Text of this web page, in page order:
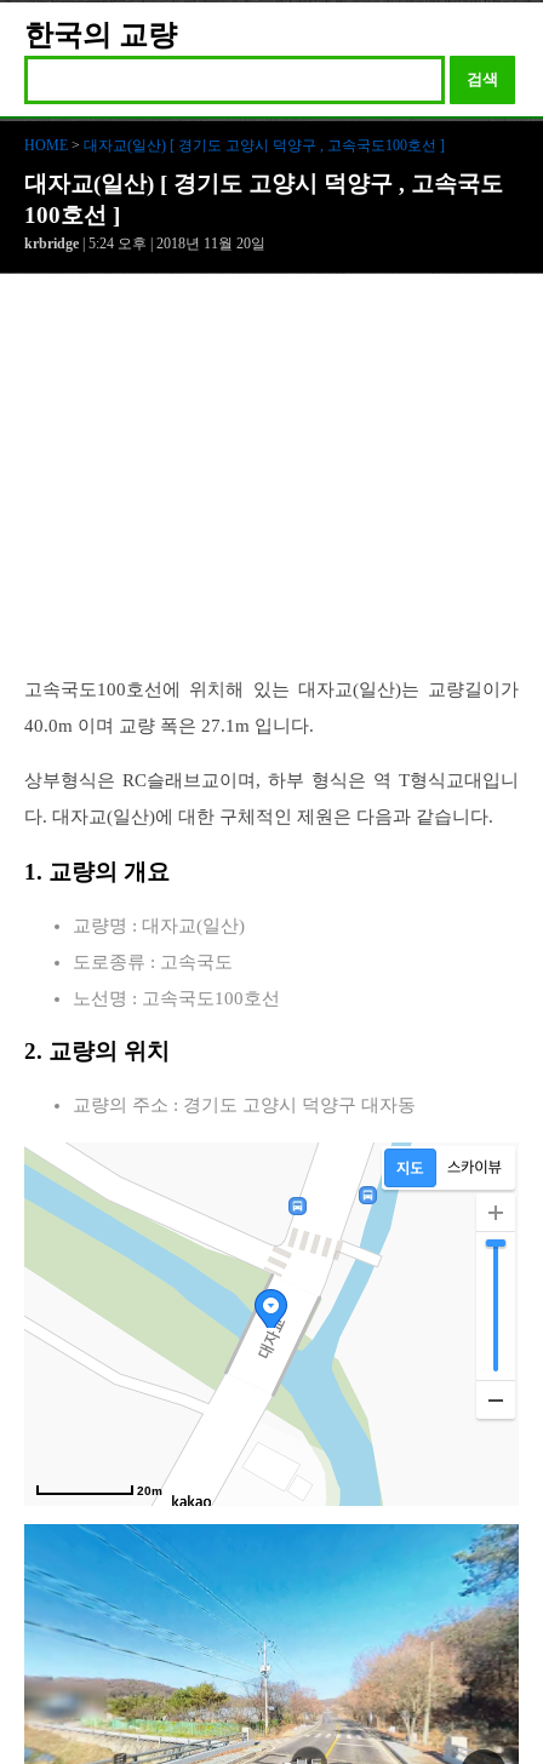
한국의 교량
검색
HOME > 대자교(일산) [ 경기도 고양시 덕양구 , 고속국도100호선 ]
대자교(일산) [ 경기도 고양시 덕양구 , 고속국도
100호선 ]
krbridge | 5:24 오후 | 2018년 11월 20일
고속국도100호선에 위치해 있는 대자교(일산)는 교량길이가
40.0m 이며 교량 폭은 27.1m 입니다.
상부형식은 RC슬래브교이며, 하부 형식은 역 T형식교대입니
다. 대자교(일산)에 대한 구체적인 제원은 다음과 같습니다.
1. 교량의 개요
교량명 : 대자교(일산)
도로종류 : 고속국도
노선명 : 고속국도100호선
2. 교량의 위치
교량의 주소 : 경기도 고양시 덕양구 대자동
20m
대양